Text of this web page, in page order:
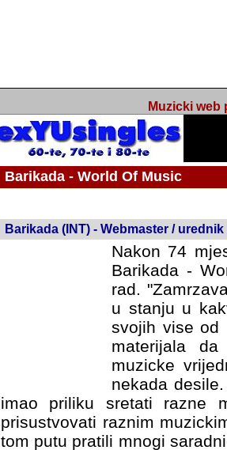
Muzicki web
Barikada - World Of Music
Barikada (INT) - Webmaster / urednik
Nakon 74
Barikada -
rad.
u stanju u
svojih vise od
materijala
muzicke
nekada
imao priliku sretati razne
prisustvovati raznim
tom putu pratili mnogi